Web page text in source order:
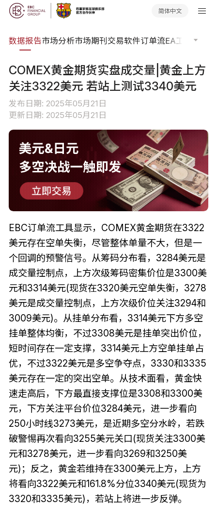
简体中文
数据报告市场分析市场期刊交易软件订单流EA工具库
COMEX黄金期货实盘成交量|黄金上方
关注3322美元 若站上测试3340美元
发布日期: 2025年05月21日
更新日期: 2025年05月21日
EBC订单流工具显示，COMEX黄金期货在3322
美元存在空单失衡，尽管整体单量不大，但是一
个回调的预警信号。从筹码分布看，3284美元是
成交量控制点，上方次级筹码密集价位是3300美
元和3314美元(现货在3320美元空单失衡，3278
美元是成交量控制点，上方次级价位关注3294和
3009美元)。从挂单分布看，3314美元下方多空
挂单整体均衡，不过3308美元是挂单突出价位，
短时间存在一定支撑，3314美元上方空单挂单占
优，不过3322美元是多空争夺点，3330和3335
美元存在一定的突出空单。从技术面看，黄金快
速走高后，下方最直接支撑位是3308和3300美
元，下方关注平台价位3284美元，进一步看向
250小时线3273美元，是近期多空分水岭，若跌
破警惕再次看向3255美元关口(现货关注3300美
元和3278美元，进一步看向3269和3250美
元)；反之，黄金若维持在3300美元上方，上方
将看向3322美元和161.8%分位3340美元(现货为
3320和3335美元)，若站上将进一步反弹。